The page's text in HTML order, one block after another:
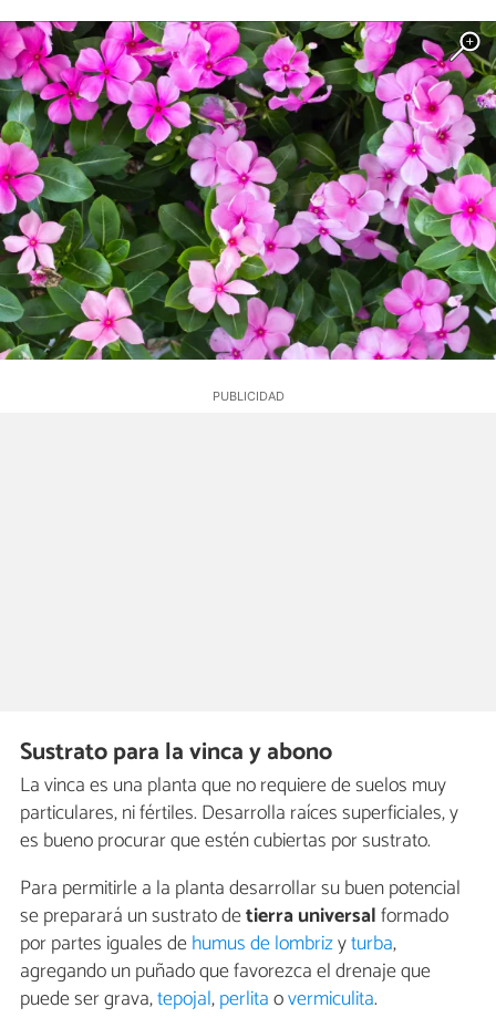
Sustrato para la vinca y abono
La vinca es una planta que no requiere de suelos muy
particulares, ni fértiles. Desarrolla raíces superficiales, y
es bueno procurar que estén cubiertas por sustrato.
Para permitirle a la planta desarrollar su buen potencial
se preparará un sustrato detierra universalformado
por partes iguales dehumus de lombrizyturba,
agregando un puñado que favorezca el drenaje que
puede ser grava,tepojal,perlitaovermiculita.